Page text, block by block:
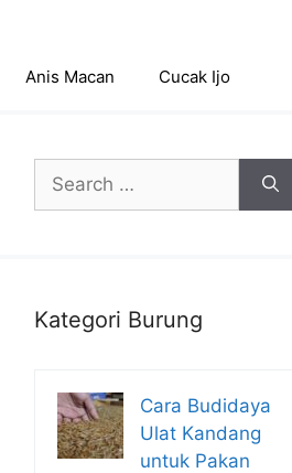
Anis Macan Cucak Ijo
Search
for:
Kategori Burung
Cara Budidaya
Ulat Kandang
untuk Pakan